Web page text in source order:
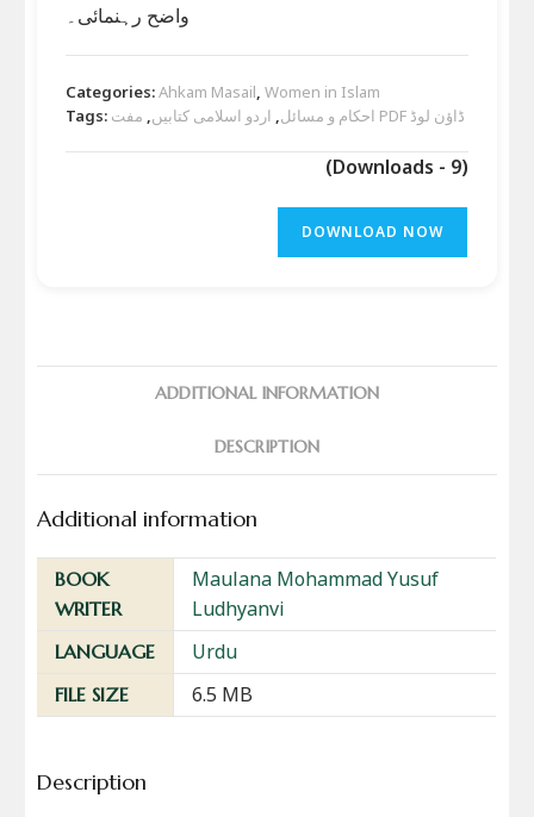
واضح رہنمائی۔
Categories:Ahkam Masail,Women in Islam
Tags:
احکام و مسائل, اردو اسلامی کتابیں, مفت PDF ڈاؤن لوڈ
(Downloads - 9)
DOWNLOAD NOW
ADDITIONAL INFORMATION
DESCRIPTION
Additional information
BOOK
WRITER
Maulana Mohammad Yusuf
Ludhyanvi
LANGUAGE Urdu
FILE SIZE 6.5 MB
Description